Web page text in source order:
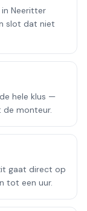
Neeritter
slot dat niet
hele klus —
de monteur.
gaat direct op
tot een uur.